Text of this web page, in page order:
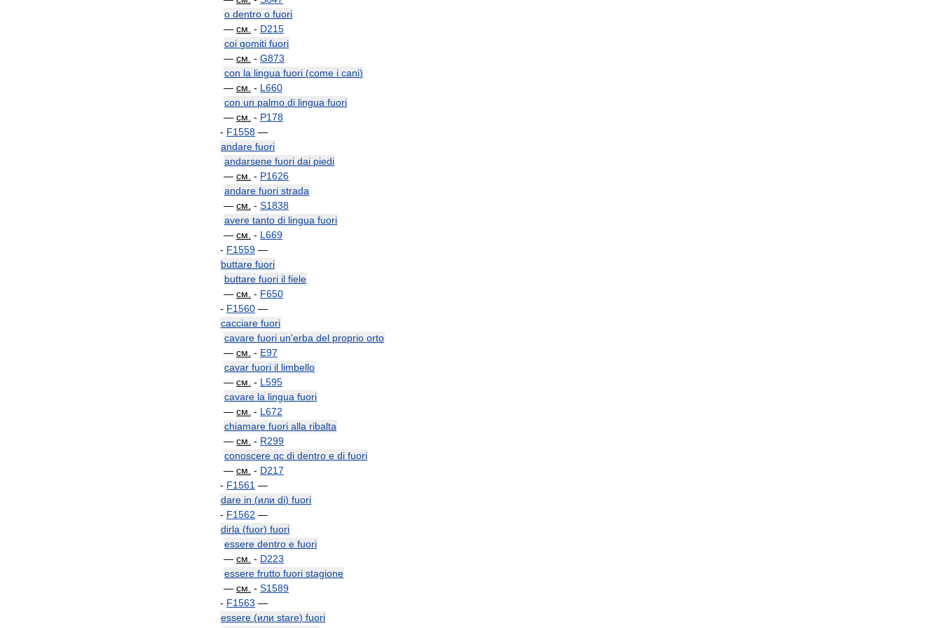
o dentro o fuori
— см - D215
coi gomiti fuori
— см - G873
con la lingua fuori (come i cani)
— см - L660
con un palmo di lingua fuori
— см - P178
- F1558 —
andare fuori
andarsene fuori dai piedi
— см - P1626
andare fuori strada
— см - S1838
avere tanto di lingua fuori
— см - L669
- F1559 —
buttare fuori
buttare fuori il fiele
— см - F650
- F1560 —
cacciare fuori
cavare fuori un'erba del proprio orto
— см - E97
cavar fuori il limbello
— см - L595
cavare la lingua fuori
— см - L672
chiamare fuori alla ribalta
— см - R299
conoscere qc di dentro e di fuori
— см - D217
- F1561 —
dare in (или di) fuori
- F1562 —
dirla (fuor) fuori
essere dentro e fuori
— см - D223
essere frutto fuori stagione
— см - S1589
- F1563 —
essere (или stare) fuori